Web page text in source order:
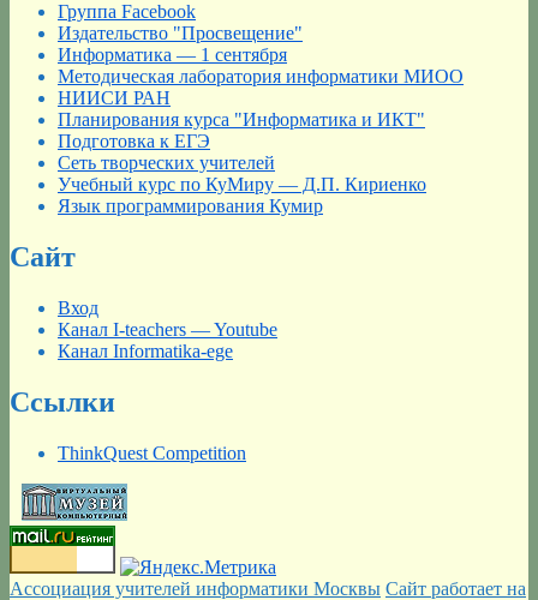
Группа Facebook
Издательство "Просвещение"
Информатика — 1 сентября
Методическая лаборатория информатики МИОО
НИИСИ РАН
Планирования курса "Информатика и ИКТ"
Подготовка к ЕГЭ
Сеть творческих учителей
Учебный курс по КуМиру — Д.П. Кириенко
Язык программирования Кумир
Сайт
Вход
Канал I-teachers — Youtube
Канал Informatika-ege
Ссылки
ThinkQuest Competition
Ассоциация учителей информатики Москвы Сайт работает на